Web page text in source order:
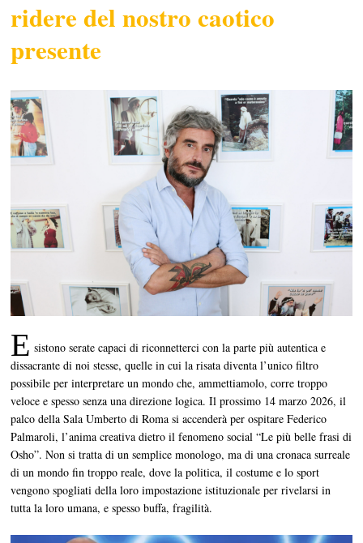
ridere del nostro caotico
presente
E sistono serate capaci di riconnetterci con la parte più autentica e
dissacrante di noi stesse, quelle in cui la risata diventa l’unico filtro
possibile per interpretare un mondo che, ammettiamolo, corre troppo
veloce e spesso senza una direzione logica. Il prossimo 14 marzo 2026, il
palco della Sala Umberto di Roma si accenderà per ospitare Federico
Palmaroli, l’anima creativa dietro il fenomeno social “Le più belle frasi di
Osho”. Non si tratta di un semplice monologo, ma di una cronaca surreale
di un mondo fin troppo reale, dove la politica, il costume e lo sport
vengono spogliati della loro impostazione istituzionale per rivelarsi in
tutta la loro umana, e spesso buffa, fragilità.